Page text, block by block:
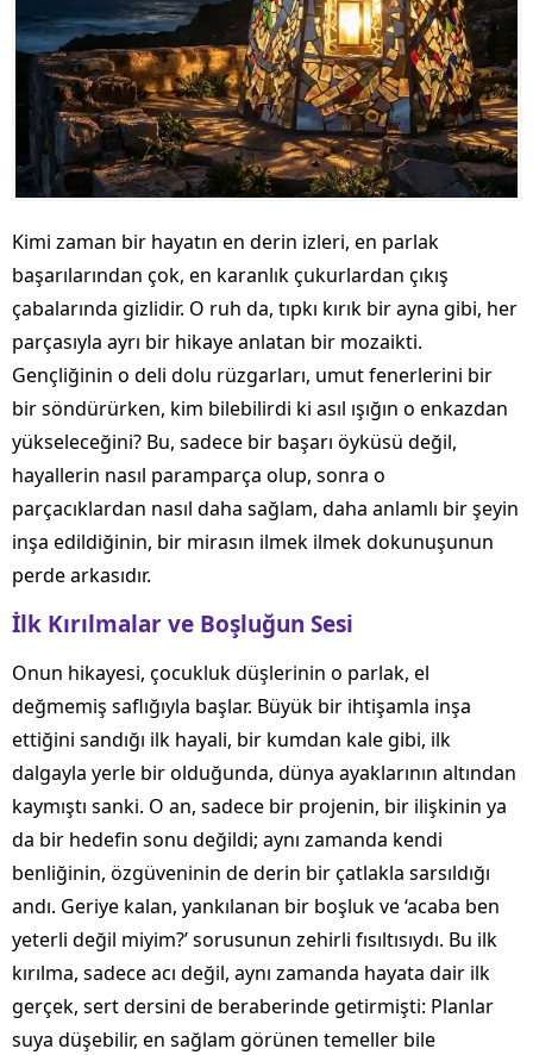
Kimi zaman bir hayatın en derin izleri, en parlak
başarılarından çok, en karanlık çukurlardan çıkış
çabalarında gizlidir. O ruh da, tıpkı kırık bir ayna gibi, her
parçasıyla ayrı bir hikaye anlatan bir mozaikti.
Gençliğinin o deli dolu rüzgarları, umut fenerlerini bir
bir söndürürken, kim bilebilirdi ki asıl ışığın o enkazdan
yükseleceğini? Bu, sadece bir başarı öyküsü değil,
hayallerin nasıl paramparça olup, sonra o
parçacıklardan nasıl daha sağlam, daha anlamlı bir şeyin
inşa edildiğinin, bir mirasın ilmek ilmek dokunuşunun
perde arkasıdır.
İlk Kırılmalar ve Boşluğun Sesi
Onun hikayesi, çocukluk düşlerinin o parlak, el
değmemiş saflığıyla başlar. Büyük bir ihtişamla inşa
ettiğini sandığı ilk hayali, bir kumdan kale gibi, ilk
dalgayla yerle bir olduğunda, dünya ayaklarının altından
kaymıştı sanki. O an, sadece bir projenin, bir ilişkinin ya
da bir hedefin sonu değildi; aynı zamanda kendi
benliğinin, özgüveninin de derin bir çatlakla sarsıldığı
andı. Geriye kalan, yankılanan bir boşluk ve ‘acaba ben
yeterli değil miyim?’ sorusunun zehirli fısıltısıydı. Bu ilk
kırılma, sadece acı değil, aynı zamanda hayata dair ilk
gerçek, sert dersini de beraberinde getirmişti: Planlar
suya düşebilir, en sağlam görünen temeller bile